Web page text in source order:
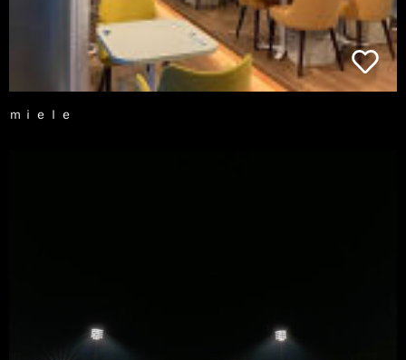
ｍｉｅｌｅ